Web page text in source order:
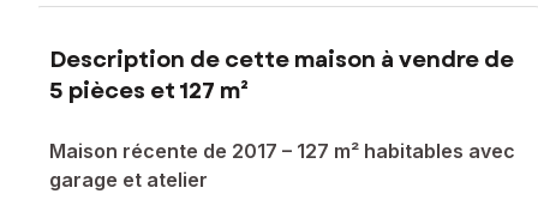
Description de cette maison à vendre de
5 pièces et 127 m²
Maison récente de 2017 – 127 m² habitables avec
garage et atelier